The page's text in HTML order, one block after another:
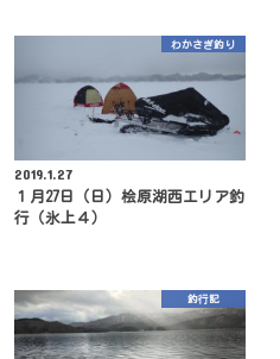
わかさぎ釣り
2019.1.27
１月27日（日）桧原湖西エリア釣
行（氷上４）
釣行記